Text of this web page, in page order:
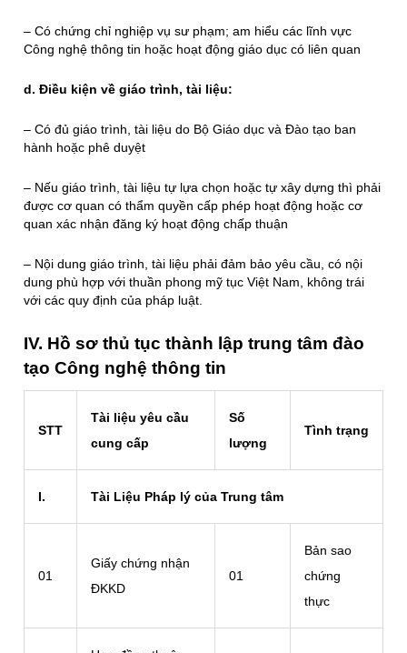
– Có chứng chỉ nghiệp vụ sư phạm; am hiểu các lĩnh vực
Công nghệ thông tin hoặc hoạt động giáo dục có liên quan
d. Điều kiện về giáo trình, tài liệu:
– Có đủ giáo trình, tài liệu do Bộ Giáo dục và Đào tạo ban
hành hoặc phê duyệt
– Nếu giáo trình, tài liệu tự lựa chọn hoặc tự xây dựng thì phải
được cơ quan có thẩm quyền cấp phép hoạt động hoặc cơ
quan xác nhận đăng ký hoạt động chấp thuận
– Nội dung giáo trình, tài liệu phải đảm bảo yêu cầu, có nội
dung phù hợp với thuần phong mỹ tục Việt Nam, không trái
với các quy định của pháp luật.
IV. Hồ sơ thủ tục thành lập trung tâm đào
tạo Công nghệ thông tin
STT
Tài liệu yêu cầu
cung cấp
Số
lượng
Tình trạng
I. Tài Liệu Pháp lý của Trung tâm
01
Giấy chứng nhận
ĐKKD
01
Bản sao
chứng
thực